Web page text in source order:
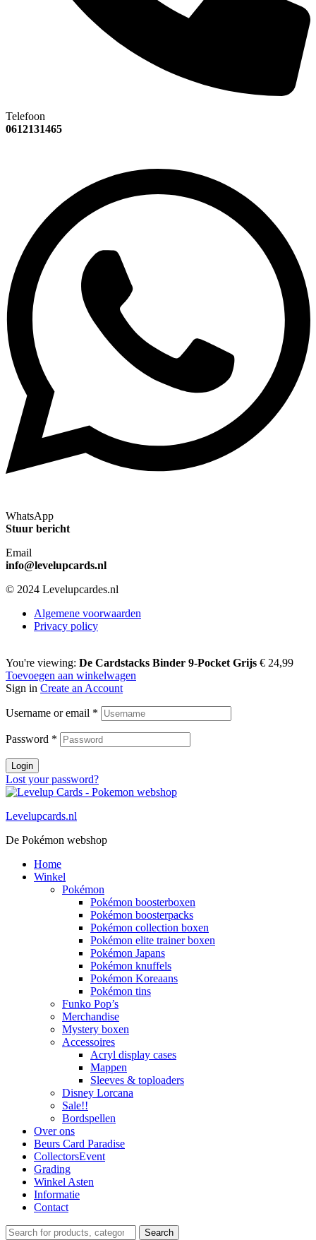
Telefoon
0612131465
WhatsApp
Stuur bericht
Email
info@levelupcards.nl
© 2024 Levelupcardes.nl
Algemene voorwaarden
Privacy policy
You're viewing: De Cardstacks Binder 9-Pocket Grijs € 24,99
Toevoegen aan winkelwagen
Sign in Create an Account
Username or email *
Password *
Login
Lost your password?
Levelupcards.nl
De Pokémon webshop
Home
Winkel
Pokémon
Pokémon boosterboxen
Pokémon boosterpacks
Pokémon collection boxen
Pokémon elite trainer boxen
Pokémon Japans
Pokémon knuffels
Pokémon Koreaans
Pokémon tins
Funko Pop’s
Merchandise
Mystery boxen
Accessoires
Acryl display cases
Mappen
Sleeves & toploaders
Disney Lorcana
Sale!!
Bordspellen
Over ons
Beurs Card Paradise
CollectorsEvent
Grading
Winkel Asten
Informatie
Contact
Search
Search